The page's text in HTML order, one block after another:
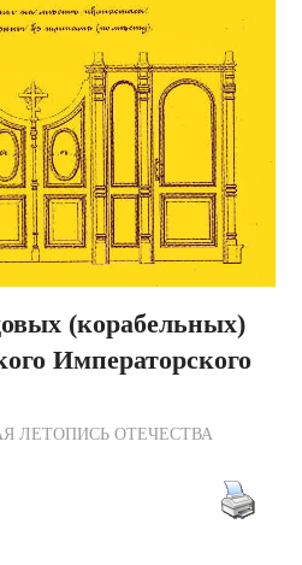
(корабельных)
Императорского
по Редакции
ЛЕТОПИСЬ ОТЕЧЕСТВА